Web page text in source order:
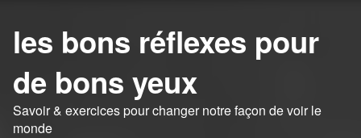
les bons réflexes pour
de bons yeux
Savoir & exercices pour changer notre façon de voir le
monde